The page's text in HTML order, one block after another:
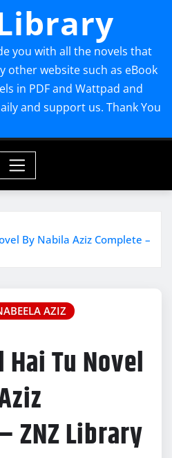
you with all the novels that
other website such as eBook
in PDF and Wattpad and
and support us. Thank You
By Nabila Aziz Complete –
AZIZ
Hai Tu Novel
ZNZ Library